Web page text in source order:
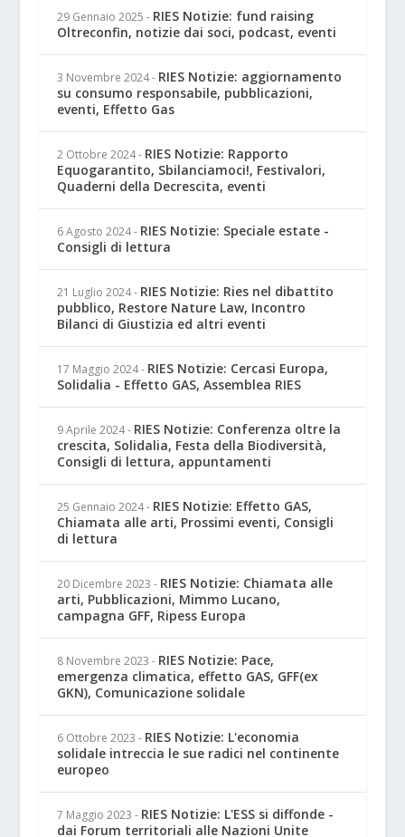
29 Gennaio 2025 - RIES Notizie: fund raising
Oltreconfin, notizie dai soci, podcast, eventi
3 Novembre 2024 - RIES Notizie: aggiornamento
su consumo responsabile, pubblicazioni,
eventi, Effetto Gas
2 Ottobre 2024 - RIES Notizie: Rapporto
Equogarantito, Sbilanciamoci!, Festivalori,
Quaderni della Decrescita, eventi
6 Agosto 2024 - RIES Notizie: Speciale estate -
Consigli di lettura
21 Luglio 2024 - RIES Notizie: Ries nel dibattito
pubblico, Restore Nature Law, Incontro
Bilanci di Giustizia ed altri eventi
17 Maggio 2024 - RIES Notizie: Cercasi Europa,
Solidalia - Effetto GAS, Assemblea RIES
9 Aprile 2024 - RIES Notizie: Conferenza oltre la
crescita, Solidalia, Festa della Biodiversità,
Consigli di lettura, appuntamenti
25 Gennaio 2024 - RIES Notizie: Effetto GAS,
Chiamata alle arti, Prossimi eventi, Consigli
di lettura
20 Dicembre 2023 - RIES Notizie: Chiamata alle
arti, Pubblicazioni, Mimmo Lucano,
campagna GFF, Ripess Europa
8 Novembre 2023 - RIES Notizie: Pace,
emergenza climatica, effetto GAS, GFF(ex
GKN), Comunicazione solidale
6 Ottobre 2023 - RIES Notizie: L'economia
solidale intreccia le sue radici nel continente
europeo
7 Maggio 2023 - RIES Notizie: L'ESS si diffonde -
dai Forum territoriali alle Nazioni Unite